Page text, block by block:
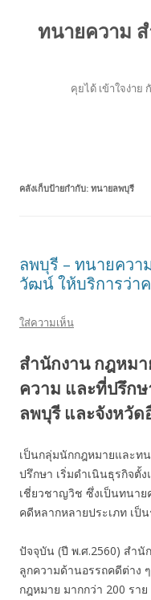
ทนายความ
คุยได้ เข้าใจง่าย
คลังเก็บป้ายกำกับ: ทนายลพบุรี
ลพบุรี – ทนายคว
วัฒน์ ให้บริการว่า
ใส่ความเห็น
สำนักงาน กฎหม
ความ และที่ปรึก
ลพบุรี และจังหวัด
เป็นกลุ่มนักกฎหมายและท
ปรึกษา เริ่มดำเนินธุรกิจตั้
เชี่ยวชาญวิช ซึ่งเป็นทนา
คดีหลากหลายประเภท เป็
ปัจจุบัน (ปี พ.ศ.2560) สำ
ลูกความด้านอรรถคดีต่าง
กฎหมาย มากกว่า 200 รา